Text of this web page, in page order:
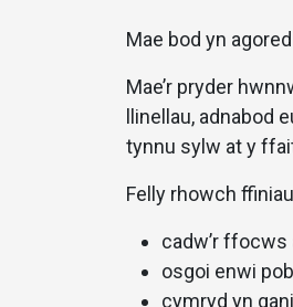
Mae bod yn
Mae’r pryder
llinellau, adnabod
tynnu sylw at y
Felly rhowch
cadw’r ffocws
osgoi enwi
cymryd yn